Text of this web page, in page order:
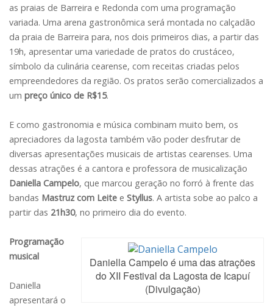
as praias de Barreira e Redonda com uma programação
variada. Uma arena gastronômica será montada no calçadão
da praia de Barreira para, nos dois primeiros dias, a partir das
19h, apresentar uma variedade de pratos do crustáceo,
símbolo da culinária cearense, com receitas criadas pelos
empreendedores da região. Os pratos serão comercializados a
um preço único de R$15.
E como gastronomia e música combinam muito bem, os
apreciadores da lagosta também vão poder desfrutar de
diversas apresentações musicais de artistas cearenses. Uma
dessas atrações é a cantora e professora de musicalização
Daniella Campelo, que marcou geração no forró à frente das
bandas Mastruz com Leite e Styllus. A artista sobe ao palco a
partir das 21h30, no primeiro dia do evento.
Daniella Campelo é uma das atrações
do XII Festival da Lagosta de Icapuí
(Divulgação)
Programação
musical
Daniella
apresentará o